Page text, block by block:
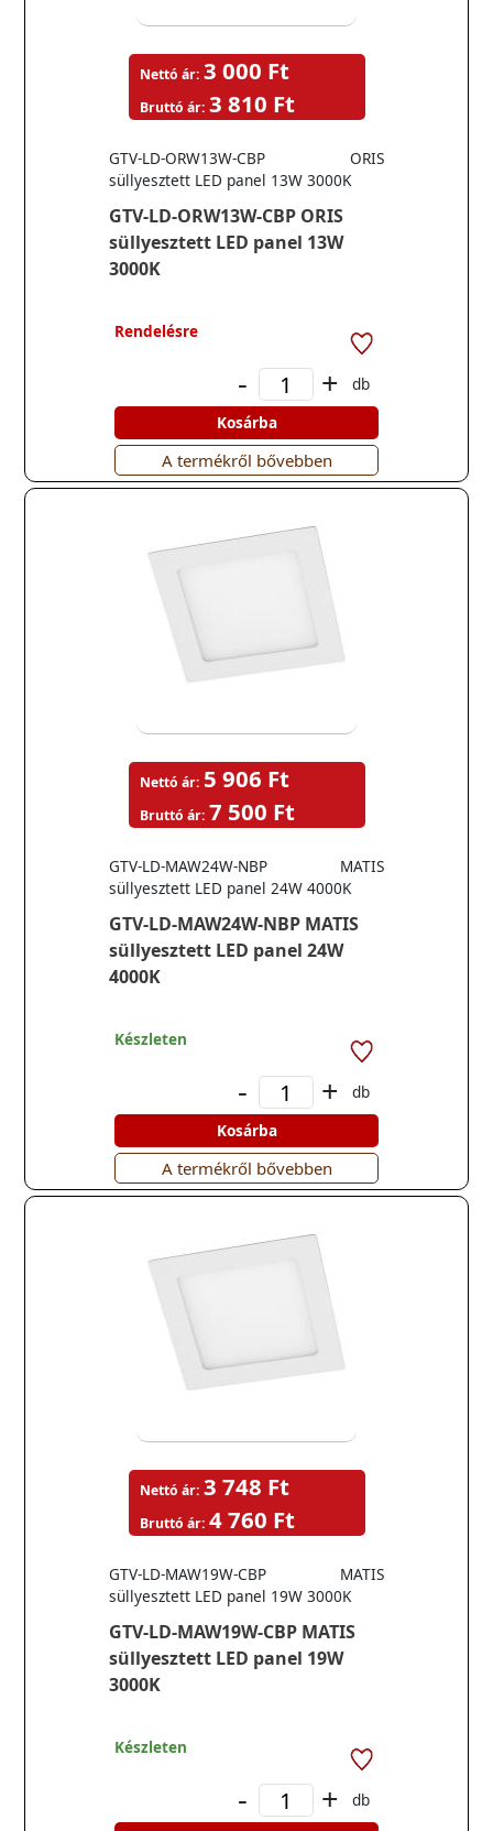
GTV-LD-ORW13W-CBP ORIS
süllyesztett LED panel 13W
3000K
GTV-LD-ORW13W-CBP ORIS
süllyesztett LED panel 13W 3000K
Nettó ár: 3 000 Ft
Bruttó ár: 3 810 Ft
Rendelésre
- +
db
Kosárba
A termékről bővebben
GTV-LD-MAW24W-NBP MATIS
süllyesztett LED panel 24W
4000K
GTV-LD-MAW24W-NBP MATIS
süllyesztett LED panel 24W 4000K
Nettó ár: 5 906 Ft
Bruttó ár: 7 500 Ft
Készleten
- +
db
Kosárba
A termékről bővebben
GTV-LD-MAW19W-CBP MATIS
süllyesztett LED panel 19W
3000K
GTV-LD-MAW19W-CBP MATIS
süllyesztett LED panel 19W 3000K
Nettó ár: 3 748 Ft
Bruttó ár: 4 760 Ft
Készleten
- +
db